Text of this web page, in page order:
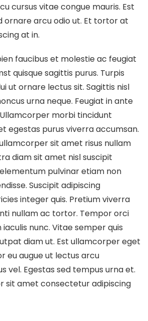
cursus vitae congue mauris. Est
ornare arcu odio ut. Et tortor at
at in.
faucibus et molestie ac feugiat
quisque sagittis purus. Turpis
ut ornare lectus sit. Sagittis nisl
urna neque. Feugiat in ante
morbi tincidunt
egestas purus viverra accumsan.
sit amet risus nullam
diam sit amet nisl suscipit
pulvinar etiam non
Suscipit adipiscing
integer quis. Pretium viverra
nullam ac tortor. Tempor orci
nunc. Vitae semper quis
diam ut. Est ullamcorper eget
eu augue ut lectus arcu
vel. Egestas sed tempus urna et.
sit amet consectetur adipiscing